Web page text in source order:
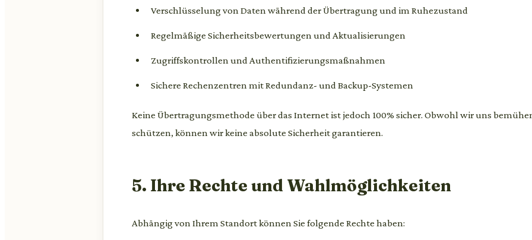
Verschlüsselung von Daten während der Übertragung und im Ruhezustand
Regelmäßige Sicherheitsbewertungen und Aktualisierungen
Zugriffskontrollen und Authentifizierungsmaßnahmen
Sichere Rechenzentren mit Redundanz- und Backup-Systemen
Keine Übertragungsmethode über das Internet ist jedoch 100% sicher. Obwohl wir uns
schützen, können wir keine absolute Sicherheit garantieren.
5. Ihre Rechte und Wahlmöglichkeiten
Abhängig von Ihrem Standort können Sie folgende Rechte haben: